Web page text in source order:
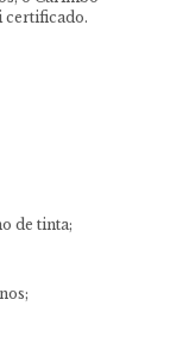
certificado.
de tinta;